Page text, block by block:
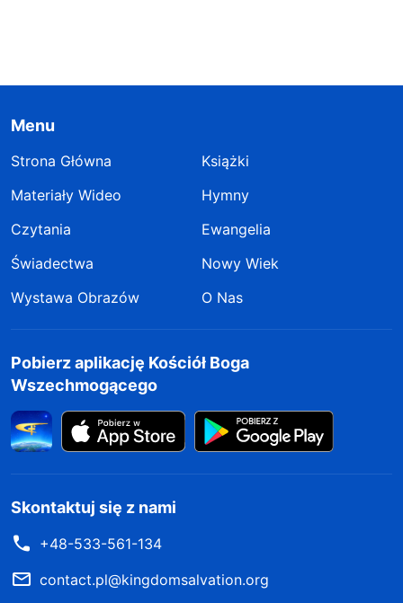
Menu
Strona Główna
Książki
Materiały Wideo
Hymny
Czytania
Ewangelia
Świadectwa
Nowy Wiek
Wystawa Obrazów
O Nas
Pobierz aplikację Kościół Boga
Wszechmogącego
Skontaktuj się z nami
+48-533-561-134
contact.pl@kingdomsalvation.org